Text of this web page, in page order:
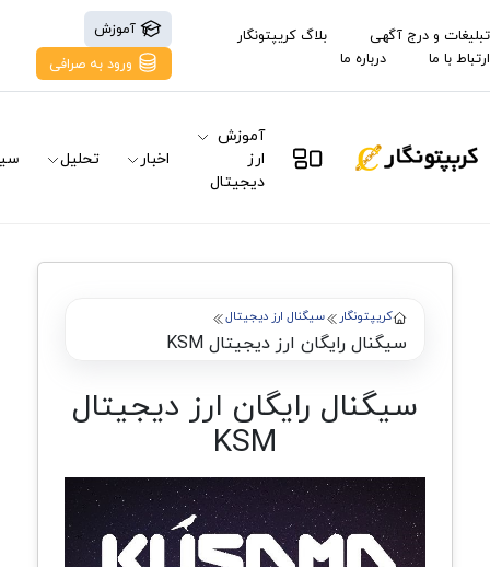
تبلیغات و درج آگهی
بلاگ کریپتونگار
ارتباط با ما
درباره ما
آموزش
ورود به صرافی
آموزش
ارز
دیجیتال
اخبار تحلیل
کریپتونگار سیگنال ارز دیجیتال
سیگنال رایگان ارز دیجیتال KSM
سیگنال رایگان ارز دیجیتال
KSM